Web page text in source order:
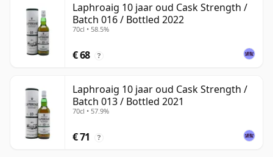
Laphroaig 10 jaar oud Cask Strength /
Batch 016 / Bottled 2022
70cl • 58.5%
€ 68 ?
Laphroaig 10 jaar oud Cask Strength /
Batch 013 / Bottled 2021
70cl • 57.9%
€ 71 ?